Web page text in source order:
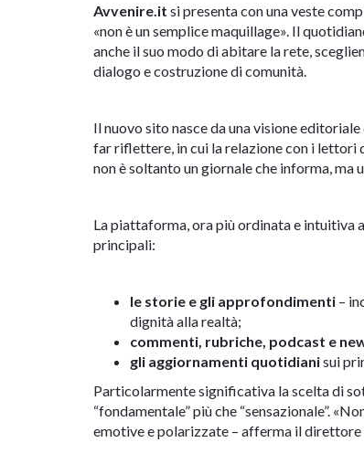
Avvenire.it si presenta con una veste
«non è un semplice maquillage». Il
anche il suo modo di abitare la rete,
dialogo e costruzione di comunità.
Il nuovo sito nasce da una visione editoriale
far riflettere, in cui la relazione con i lettori
non è soltanto un giornale che informa, ma
La piattaforma, ora più ordinata e intuitiva
principali:
le storie e gli approfondimenti –
dignità alla realtà;
commenti, rubriche, podcast e
gli aggiornamenti quotidianisui
Particolarmente significativa la scelta di
“fondamentale” più che “sensazionale”.
emotive e polarizzate – afferma il